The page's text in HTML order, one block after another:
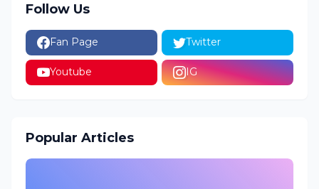
Follow Us
Fan Page Twitter
Youtube IG
Popular Articles